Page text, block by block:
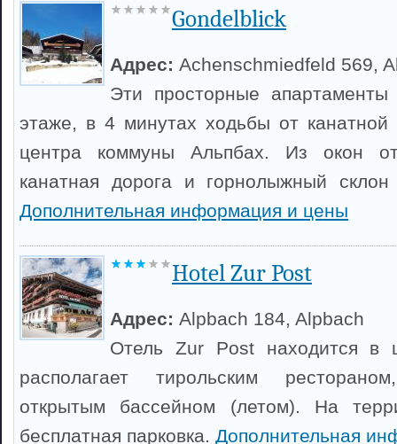
Gondelblick
Адрес: Achenschmiedfeld 569,
Эти просторные
этаже, в 4 минутах ходьбы от
центра коммуны Альпбах. Из окон
канатная дорога и горнолыжный склон
Дополнительная информация и цены
Hotel Zur Post
Адрес: Alpbach 184, Alpbach
Отель Zur Post находится в
располагает тирольским
открытым бассейном (летом). На
бесплатная парковка. Дополнительная